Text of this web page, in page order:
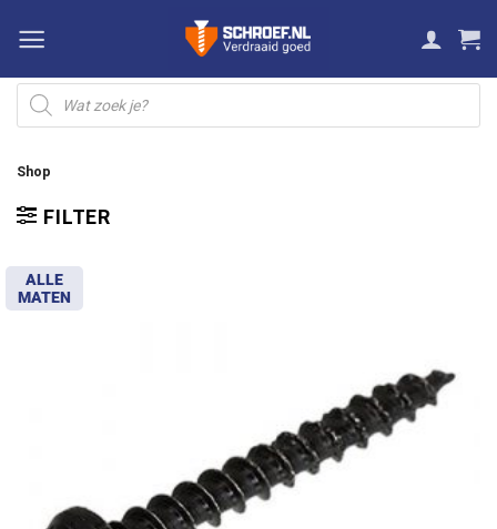
naar
inhoud
Producten
zoeken
Shop
FILTER
ALLE
MATEN